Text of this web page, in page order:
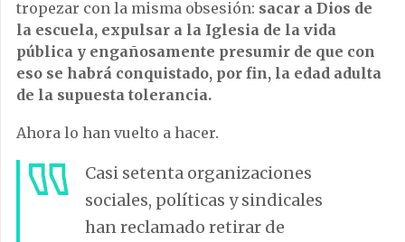
tropezar con la misma obsesión: sacar a Dios de
la escuela, expulsar a la Iglesia de la vida
pública y engañosamente presumir de que con
eso se habrá conquistado, por fin, la edad adulta
de la supuesta tolerancia.
Ahora lo han vuelto a hacer.
Casi setenta organizaciones
sociales, políticas y sindicales
han reclamado retirar de